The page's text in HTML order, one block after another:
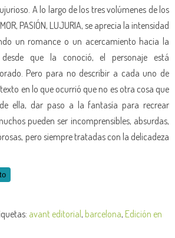
A lo largo de los tres volúmenes de los
PASIÓN, LUJURIA, se aprecia la intensidad
un romance o un acercamiento hacia la
que la conoció, el personaje está
Pero para no describir a cada uno de
en lo que ocurrió que no es otra cosa que
ella, dar paso a la fantasía para recrear
pueden ser incomprensibles, absurdas,
pero siempre tratadas con la delicadeza
avant editorial, barcelona, Edición en